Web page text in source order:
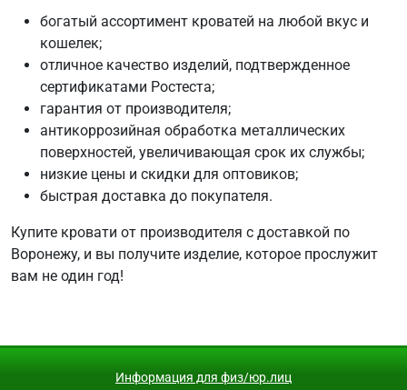
богатый ассортимент кроватей на любой вкус и
кошелек;
отличное качество изделий, подтвержденное
сертификатами Ростеста;
гарантия от производителя;
антикоррозийная обработка металлических
поверхностей, увеличивающая срок их службы;
низкие цены и скидки для оптовиков;
быстрая доставка до покупателя.
Купите кровати от производителя с доставкой по
Воронежу, и вы получите изделие, которое прослужит
вам не один год!
Информация для физ/юр.лиц